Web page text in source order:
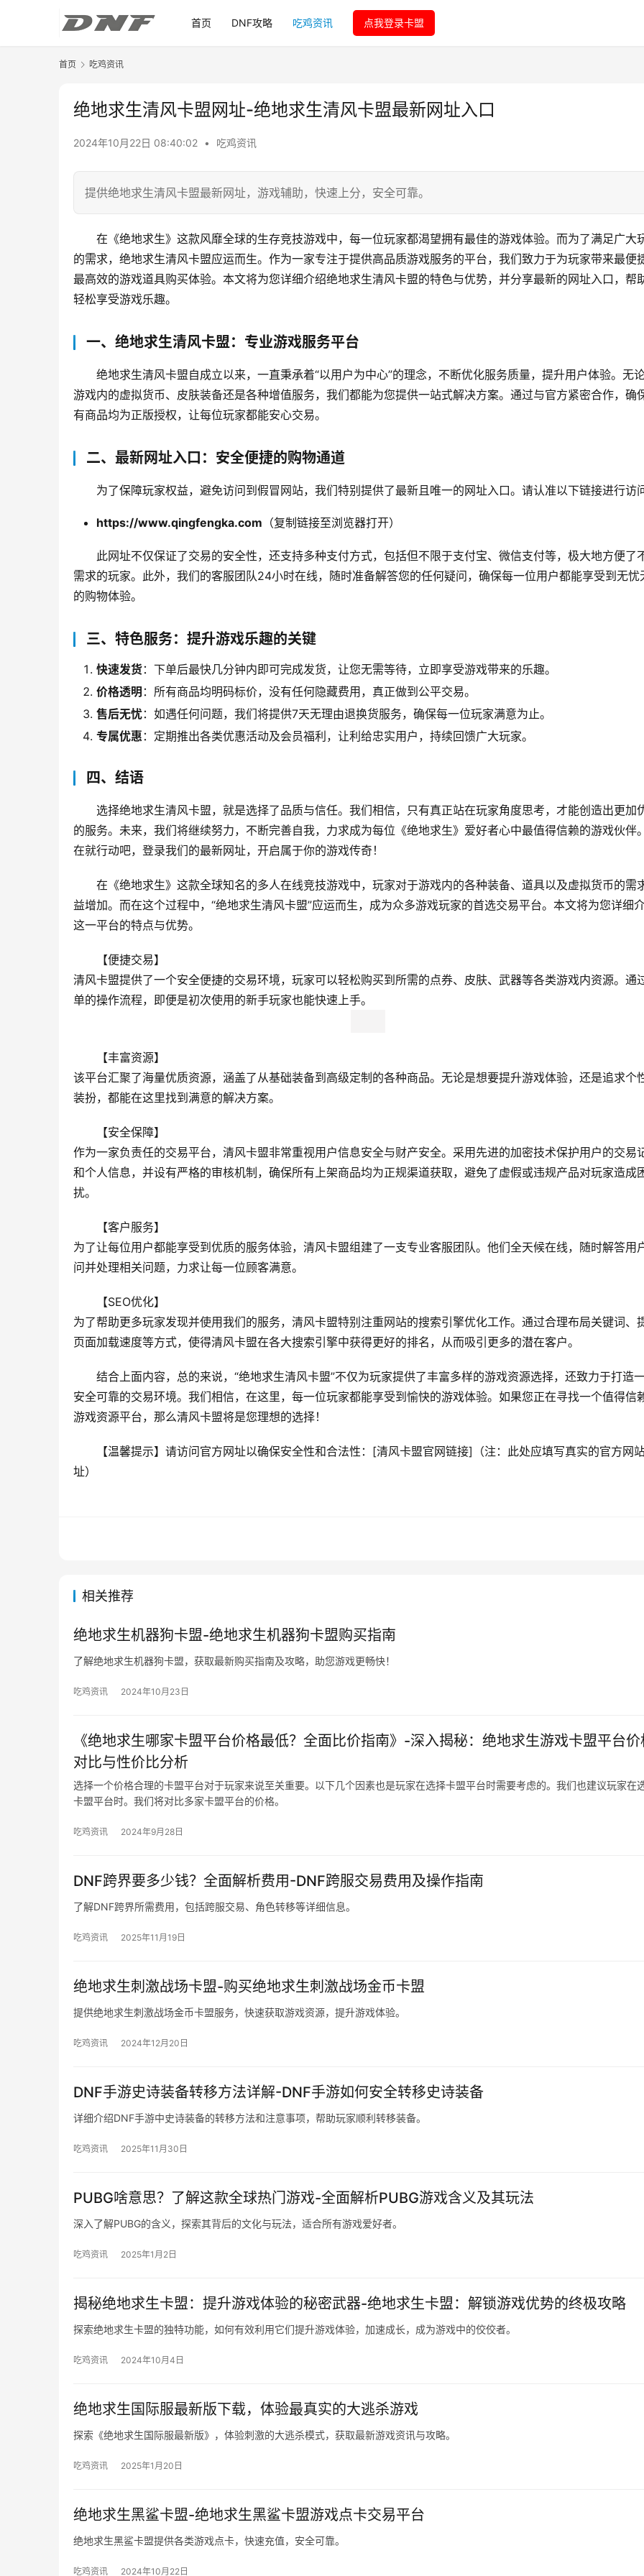
首页 DNF攻略 吃鸡资讯 点我登录卡盟
首页 吃鸡资讯
绝地求生清风卡盟网址-绝地求生清风卡盟最新网址入口
2024年10月22日 08:40:02 • 吃鸡资讯
提供绝地求生清风卡盟最新网址，游戏辅助，快速上分，安全可靠。
在《绝地求生》这款风靡全球的生存竞技游戏中，每一位玩家都渴望拥有最佳的游戏体验。而为了满足广大
的需求，绝地求生清风卡盟应运而生。作为一家专注于提供高品质游戏服务的平台，我们致力于为玩家带来最便
最高效的游戏道具购买体验。本文将为您详细介绍绝地求生清风卡盟的特色与优势，并分享最新的网址入口，帮
轻松享受游戏乐趣。
一、绝地求生清风卡盟：专业游戏服务平台
绝地求生清风卡盟自成立以来，一直秉承着“以用户为中心”的理念，不断优化服务质量，提升用户体验。无
游戏内的虚拟货币、皮肤装备还是各种增值服务，我们都能为您提供一站式解决方案。通过与官方紧密合作，确
有商品均为正版授权，让每位玩家都能安心交易。
二、最新网址入口：安全便捷的购物通道
为了保障玩家权益，避免访问到假冒网站，我们特别提供了最新且唯一的网址入口。请认准以下链接进行访
https://www.qingfengka.com （复制链接至浏览器打开）
此网址不仅保证了交易的安全性，还支持多种支付方式，包括但不限于支付宝、微信支付等，极大地方便了
需求的玩家。此外，我们的客服团队24小时在线，随时准备解答您的任何疑问，确保每一位用户都能享受到无忧
的购物体验。
三、特色服务：提升游戏乐趣的关键
快速发货：下单后最快几分钟内即可完成发货，让您无需等待，立即享受游戏带来的乐趣。
价格透明 ：所有商品均明码标价，没有任何隐藏费用，真正做到公平交易。
售后无忧：如遇任何问题，我们将提供7天无理由退换货服务，确保每一位玩家满意为止。
专属优惠 ：定期推出各类优惠活动及会员福利，让利给忠实用户，持续回馈广大玩家。
四、结语
选择绝地求生清风卡盟，就是选择了品质与信任。我们相信，只有真正站在玩家角度思考，才能创造出更加
的服务。未来，我们将继续努力，不断完善自我，力求成为每位《绝地求生》爱好者心中最值得信赖的游戏伙伴
在就行动吧，登录我们的最新网址，开启属于你的游戏传奇！
在《绝地求生》这款全球知名的多人在线竞技游戏中，玩家对于游戏内的各种装备、道具以及虚拟货币的需
益增加。而在这个过程中，“绝地求生清风卡盟”应运而生，成为众多游戏玩家的首选交易平台。本文将为您详细
这一平台的特点与优势。
【便捷交易】
清风卡盟提供了一个安全便捷的交易环境，玩家可以轻松购买到所需的点券、皮肤、武器等各类游戏内资源。通
单的操作流程，即便是初次使用的新手玩家也能快速上手。
【丰富资源】
该平台汇聚了海量优质资源，涵盖了从基础装备到高级定制的各种商品。无论是想要提升游戏体验，还是追求个
装扮，都能在这里找到满意的解决方案。
【安全保障】
作为一家负责任的交易平台，清风卡盟非常重视用户信息安全与财产安全。采用先进的加密技术保护用户的交易
和个人信息，并设有严格的审核机制，确保所有上架商品均为正规渠道获取，避免了虚假或违规产品对玩家造成
扰。
【客户服务】
为了让每位用户都能享受到优质的服务体验，清风卡盟组建了一支专业客服团队。他们全天候在线，随时解答用
问并处理相关问题，力求让每一位顾客满意。
【SEO优化】
为了帮助更多玩家发现并使用我们的服务，清风卡盟特别注重网站的搜索引擎优化工作。通过合理布局关键词、
页面加载速度等方式，使得清风卡盟在各大搜索引擎中获得更好的排名，从而吸引更多的潜在客户。
结合上面内容，总的来说，“绝地求生清风卡盟”不仅为玩家提供了丰富多样的游戏资源选择，还致力于打造
安全可靠的交易环境。我们相信，在这里，每一位玩家都能享受到愉快的游戏体验。如果您正在寻找一个值得信
游戏资源平台，那么清风卡盟将是您理想的选择！
【温馨提示】请访问官方网址以确保安全性和合法性：[清风卡盟官网链接]（注：此处应填写真实的官方网
址）
相关推荐
绝地求生机器狗卡盟-绝地求生机器狗卡盟购买指南
了解绝地求生机器狗卡盟，获取最新购买指南及攻略，助您游戏更畅快！
吃鸡资讯 2024年10月23日
《绝地求生哪家卡盟平台价格最低？全面比价指南》-深入揭秘：绝地求生游戏卡盟平台价
对比与性价比分析
选择一个价格合理的卡盟平台对于玩家来说至关重要。以下几个因素也是玩家在选择卡盟平台时需要考虑的。我们也建议玩家在
卡盟平台时。我们将对比多家卡盟平台的价格。
吃鸡资讯 2024年9月28日
DNF跨界要多少钱？全面解析费用-DNF跨服交易费用及操作指南
了解DNF跨界所需费用，包括跨服交易、角色转移等详细信息。
吃鸡资讯 2025年11月19日
绝地求生刺激战场卡盟-购买绝地求生刺激战场金币卡盟
提供绝地求生刺激战场金币卡盟服务，快速获取游戏资源，提升游戏体验。
吃鸡资讯 2024年12月20日
DNF手游史诗装备转移方法详解-DNF手游如何安全转移史诗装备
详细介绍DNF手游中史诗装备的转移方法和注意事项，帮助玩家顺利转移装备。
吃鸡资讯 2025年11月30日
PUBG啥意思？了解这款全球热门游戏-全面解析PUBG游戏含义及其玩法
深入了解PUBG的含义，探索其背后的文化与玩法，适合所有游戏爱好者。
吃鸡资讯 2025年1月2日
揭秘绝地求生卡盟：提升游戏体验的秘密武器-绝地求生卡盟：解锁游戏优势的终极攻略
探索绝地求生卡盟的独特功能，如何有效利用它们提升游戏体验，加速成长，成为游戏中的佼佼者。
吃鸡资讯 2024年10月4日
绝地求生国际服最新版下载，体验最真实的大逃杀游戏
探索《绝地求生国际服最新版》，体验刺激的大逃杀模式，获取最新游戏资讯与攻略。
吃鸡资讯 2025年1月20日
绝地求生黑鲨卡盟-绝地求生黑鲨卡盟游戏点卡交易平台
绝地求生黑鲨卡盟提供各类游戏点卡，快速充值，安全可靠。
吃鸡资讯 2024年10月22日